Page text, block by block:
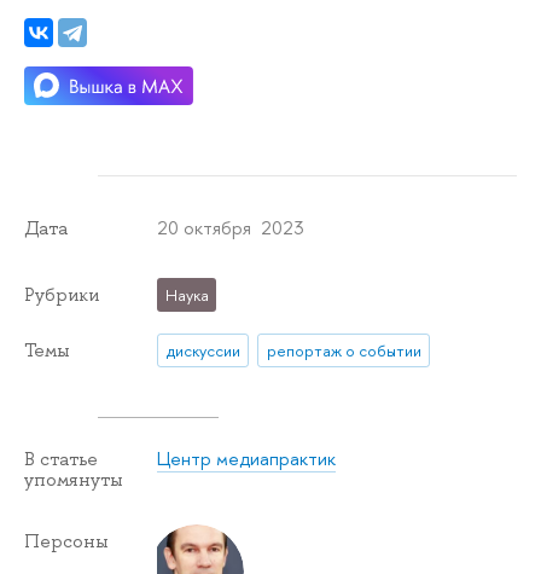
Дата 20 октября 2023
Рубрики Наука
Темы дискуссии репортаж о событии
В статье
упомянуты
Центр медиапрактик
Персоны